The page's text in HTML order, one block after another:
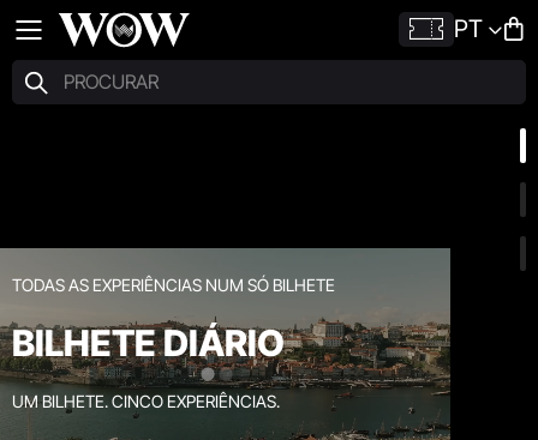
PT
TODAS AS EXPERIÊNCIAS NUM SÓ BILHETE
BILHETE DIÁRIO
UM BILHETE. CINCO EXPERIÊNCIAS.